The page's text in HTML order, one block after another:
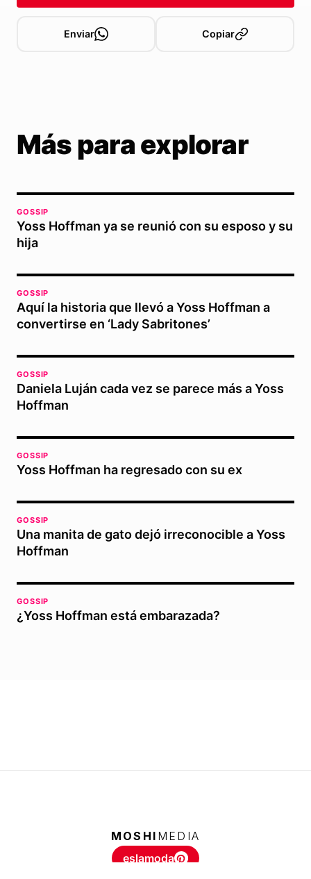
Enviar Copiar
Más para explorar
GOSSIP
Yoss Hoffman ya se reunió con su esposo y su
hija
GOSSIP
Aquí la historia que llevó a Yoss Hoffman a
convertirse en ‘Lady Sabritones’
GOSSIP
Daniela Luján cada vez se parece más a Yoss
Hoffman
GOSSIP
Yoss Hoffman ha regresado con su ex
GOSSIP
Una manita de gato dejó irreconocible a Yoss
Hoffman
GOSSIP
¿Yoss Hoffman está embarazada?
MOSHI MEDIA
eslamoda